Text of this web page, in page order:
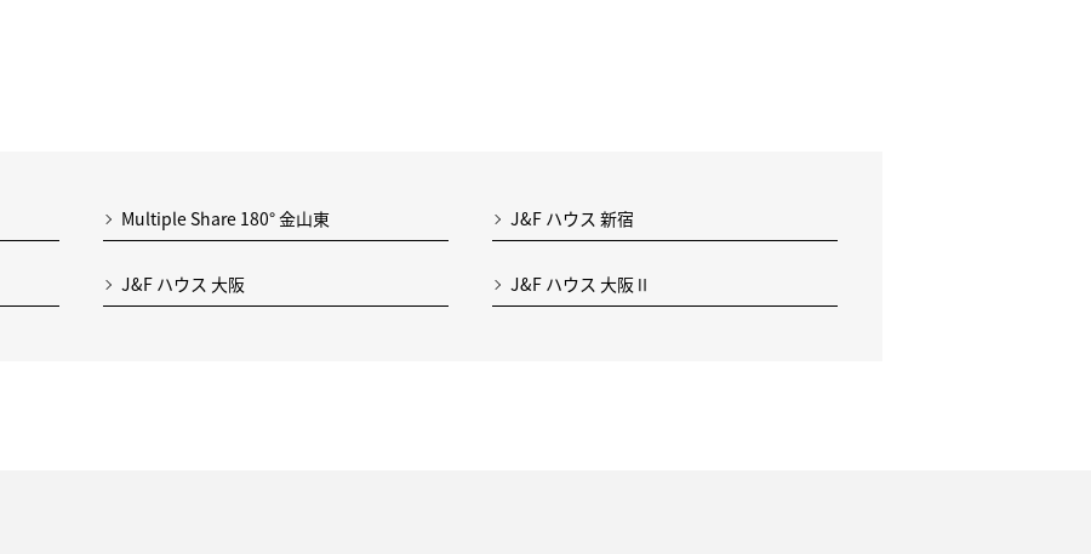
Multiple Share 180° 金山東 J&F ハウス 新宿
J&F ハウス 大阪 J&F ハウス 大阪Ⅱ